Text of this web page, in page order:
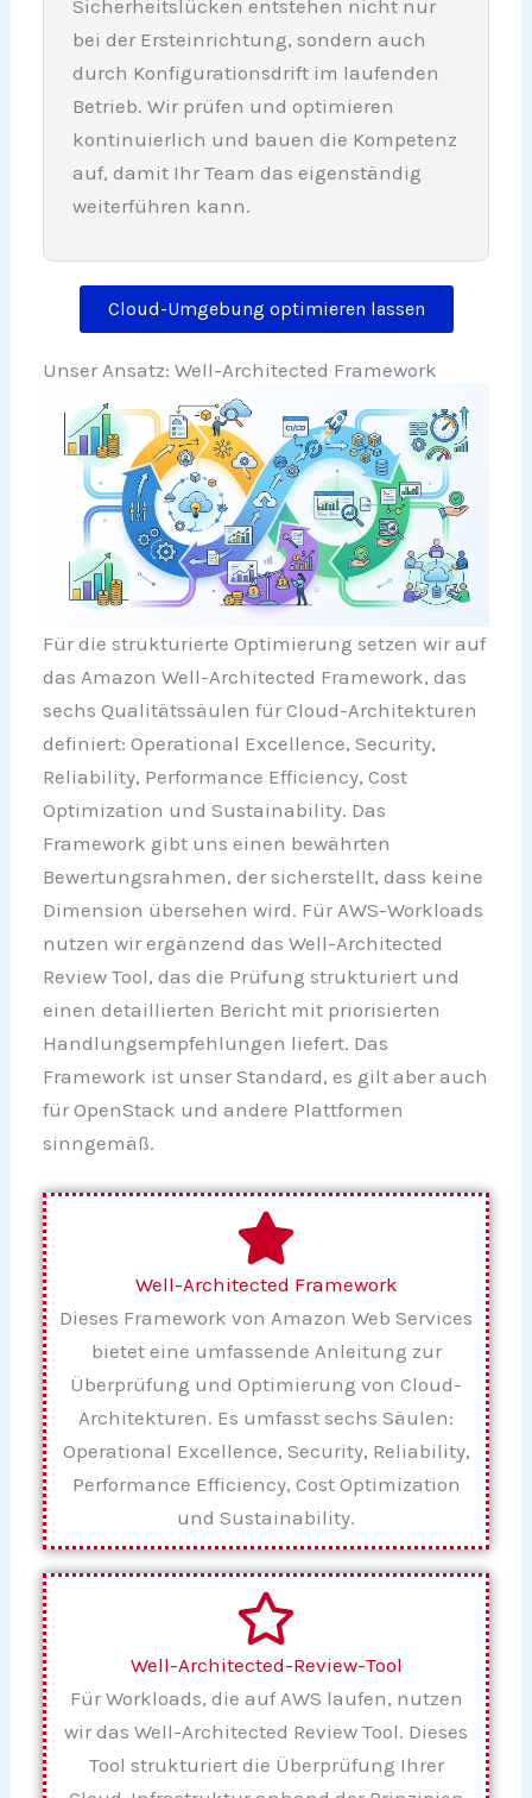
Sicherheitslücken entstehen nicht nur
bei der Ersteinrichtung, sondern auch
durch Konfigurationsdrift im laufenden
Betrieb. Wir prüfen und optimieren
kontinuierlich und bauen die Kompetenz
auf, damit Ihr Team das eigenständig
weiterführen kann.
Cloud-Umgebung optimieren lassen
Unser Ansatz: Well-Architected Framework
Für die strukturierte Optimierung setzen wir auf
das Amazon Well-Architected Framework, das
sechs Qualitätssäulen für Cloud-Architekturen
definiert: Operational Excellence, Security,
Reliability, Performance Efficiency, Cost
Optimization und Sustainability. Das
Framework gibt uns einen bewährten
Bewertungsrahmen, der sicherstellt, dass keine
Dimension übersehen wird. Für AWS-Workloads
nutzen wir ergänzend das Well-Architected
Review Tool, das die Prüfung strukturiert und
einen detaillierten Bericht mit priorisierten
Handlungsempfehlungen liefert. Das
Framework ist unser Standard, es gilt aber auch
für OpenStack und andere Plattformen
sinngemäß.
Well-Architected Framework
Dieses Framework von Amazon Web Services
bietet eine umfassende Anleitung zur
Überprüfung und Optimierung von Cloud-
Architekturen. Es umfasst sechs Säulen:
Operational Excellence, Security, Reliability,
Performance Efficiency, Cost Optimization
und Sustainability.
Well-Architected-Review-Tool
Für Workloads, die auf AWS laufen, nutzen
wir das Well-Architected Review Tool. Dieses
Tool strukturiert die Überprüfung Ihrer